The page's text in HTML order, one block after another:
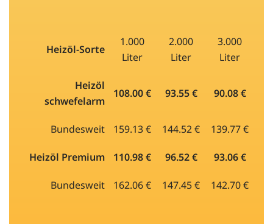
Heizöl-Sorte
1.000
Liter
2.000
Liter
3.000
Liter
Heizöl
schwefelarm
108.00 € 93.55 € 90.08 €
Bundesweit 159.13 € 144.52 € 139.77 €
Heizöl Premium 110.98 € 96.52 € 93.06 €
Bundesweit 162.06 € 147.45 € 142.70 €